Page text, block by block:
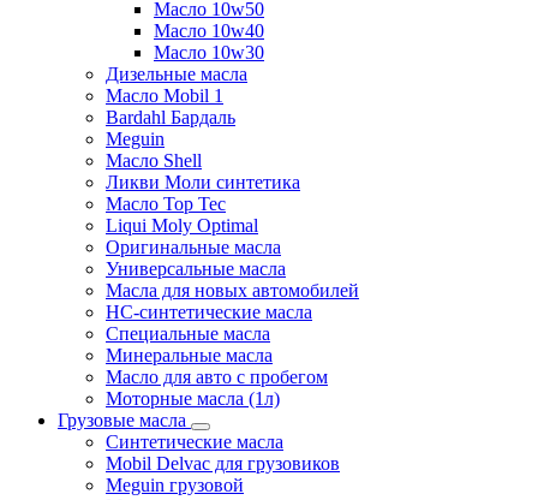
Масло 10w50
Масло 10w40
Масло 10w30
Дизельные масла
Масло Mobil 1
Bardahl Бардаль
Meguin
Масло Shell
Ликви Моли синтетика
Масло Top Tec
Liqui Moly Optimal
Оригинальные масла
Универсальные масла
Масла для новых автомобилей
HC-синтетические масла
Специальные масла
Минеральные масла
Масло для авто с пробегом
Моторные масла (1л)
Грузовые масла
Синтетические масла
Mobil Delvac для грузовиков
Meguin грузовой